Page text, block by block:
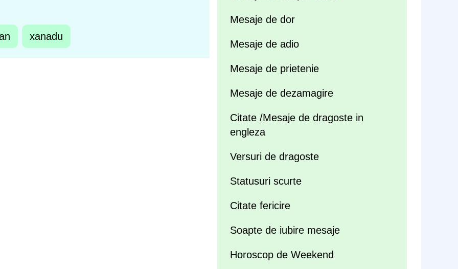
xanadu
Mesaje de dor
Mesaje de adio
Mesaje de prietenie
Mesaje de dezamagire
Citate /Mesaje de dragoste in
engleza
Versuri de dragoste
Statusuri scurte
Citate fericire
Soapte de iubire mesaje
Horoscop de Weekend